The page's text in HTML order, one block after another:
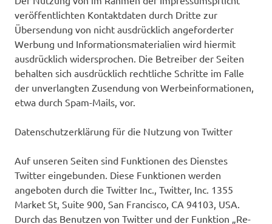
veröffentlichten Kontaktdaten durch Dritte zur
Übersendung von nicht ausdrücklich angeforderter
Werbung und Informationsmaterialien wird hiermit
ausdrücklich widersprochen. Die Betreiber der Seiten
behalten sich ausdrücklich rechtliche Schritte im Falle
der unverlangten Zusendung von Werbeinformationen,
etwa durch Spam-Mails, vor.
Datenschutzerklärung für die Nutzung von Twitter
Auf unseren Seiten sind Funktionen des Dienstes
Twitter eingebunden. Diese Funktionen werden
angeboten durch die Twitter Inc., Twitter, Inc. 1355
Market St, Suite 900, San Francisco, CA 94103, USA.
Durch das Benutzen von Twitter und der Funktion „Re-